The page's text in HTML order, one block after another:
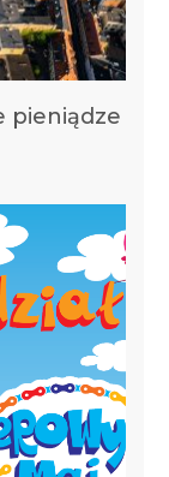
pieniądze